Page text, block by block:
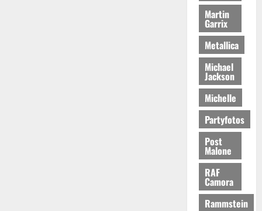
Martin
Garrix
Metallica
Michael
Jackson
Michelle
Partyfotos
Post
Malone
RAF
Camora
Rammstein